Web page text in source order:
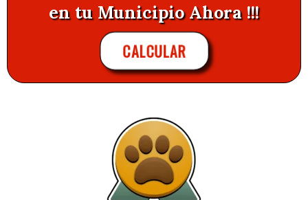
en tu Municipio Ahora !!!
CALCULAR